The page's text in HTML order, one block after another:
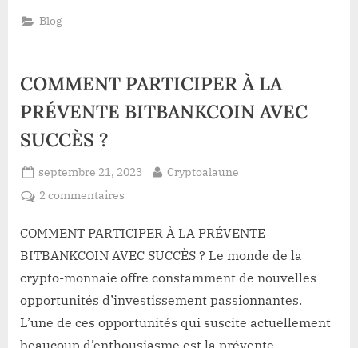
et
Salvador
dans
la
poussière”
Blog
COMMENT PARTICIPER À LA
PRÉVENTE BITBANKCOIN AVEC
SUCCÈS ?
Posted
on
septembre 21, 2023 By
Cryptoalaune
2 commentaires
PARTICIPER
À
PRÉVENTE
BITBANKCOIN
AVEC
SUCCÈS
COMMENT PARTICIPER À LA PRÉVENTE
BITBANKCOIN AVEC SUCCÈS ? Le monde de la
crypto-monnaie offre constamment de nouvelles
opportunités d’investissement passionnantes.
L’une de ces opportunités qui suscite actuellement
beaucoup d’enthousiasme est la prévente